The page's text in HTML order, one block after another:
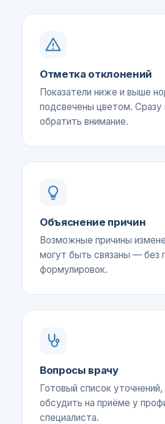
Отметка отклонений
Показатели ниже и выше
подсвечены цветом. Сразу
обратить внимание.
Объяснение причин
Возможные причины
могут быть связаны — без
формулировок.
Вопросы врачу
Готовый список
обсудить на приёме у
специалиста.